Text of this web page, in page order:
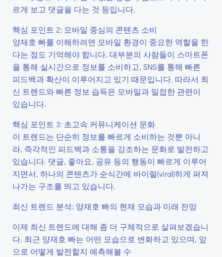
르게 보고 댓글을 다는 것 등입니다.
핵심 포인트 2: 모바일 중심의 콘텐츠 소비
양재호 빠를 이해하려면 모바일 환경이 중요한 역할을 한
다는 점도 기억해야 합니다. 대부분의 사람들이 스마트폰
을 통해 실시간으로 정보를 소비하고, SNS를 통해 빠른
피드백과 확산이 이루어지고 있기 때문입니다. 따라서 최
신 트렌드와 빠른 정보 습득은 모바일과 밀접한 관련이
있습니다.
핵심 포인트 3: 초고속 커뮤니케이션 문화
이 트렌드는 단순히 정보를 빠르게 소비하는 것뿐 아니
라, 즉각적인 피드백과 소통을 강조하는 문화로 발전하고
있습니다. 댓글, 좋아요, 공유 등의 행동이 빠르게 이루어
지면서, 하나의 콘텐츠가 순식간에 바이럴(viral)하게 퍼져
나가는 구조를 띄고 있습니다.
최신 트렌드 분석: 양재호 빠의 현재 모습과 미래 전망
이제 최신 트렌드에 대해 좀 더 구체적으로 살펴보겠습니
다. 최근 양재호 빠는 어떤 모습으로 변화하고 있으며, 앞
으로 어떻게 발전할지 예측해볼 수